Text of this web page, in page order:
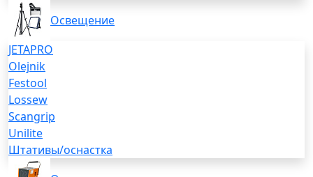
Освещение
JETAPRO
Olejnik
Festool
Lossew
Scangrip
Unilite
Штативы/оснастка